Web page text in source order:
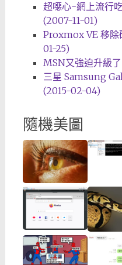
超噁心-網上流行
(2007-11-01)
Proxmox VE 移除
01-25)
MSN又強迫升級
三星 Samsung
(2015-02-04)
隨機美圖